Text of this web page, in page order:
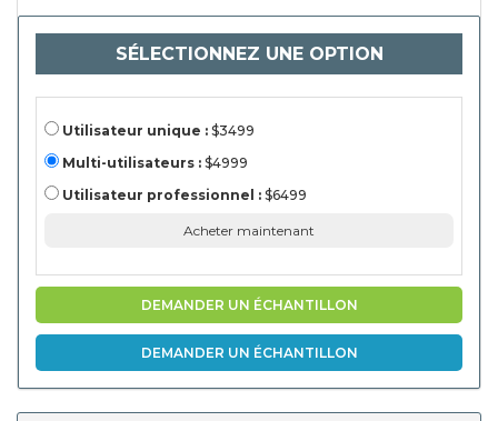
fabricants
industriels, autres)
SÉLECTIONNEZ UNE OPTION
Utilisateur unique : $3499
Multi-utilisateurs : $4999
Utilisateur professionnel : $6499
Acheter maintenant
DEMANDER UN ÉCHANTILLON
DEMANDER UN ÉCHANTILLON